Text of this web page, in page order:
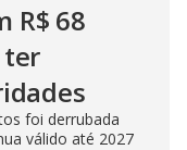
R$ 68
foi derrubada
válido até 2027